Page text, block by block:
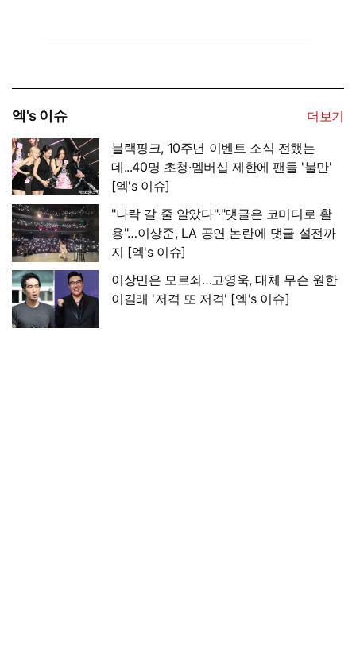
엑's 이슈
더보기
블랙핑크, 10주년 이벤트 소식 전했는
데...40명 초청·멤버십 제한에 팬들 '불만'
[엑's 이슈]
"나락 갈 줄 알았다"·"댓글은 코미디로 활
용"…이상준, LA 공연 논란에 댓글 설전까
지 [엑's 이슈]
이상민은 모르쇠…고영욱, 대체 무슨 원한
이길래 '저격 또 저격' [엑's 이슈]